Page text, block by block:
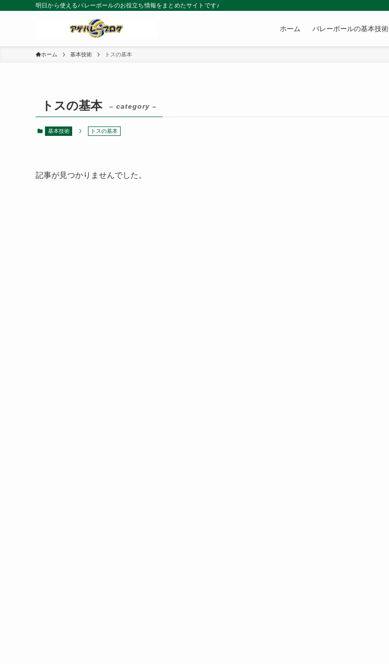
明日から使えるバレーボールのお役立ち情報をまとめたサイトです♪
ホーム バレーボールの基本技術
ホーム 基本技術 トスの基本
トスの基本 – category –
基本技術 トスの基本
記事が見つかりませんでした。